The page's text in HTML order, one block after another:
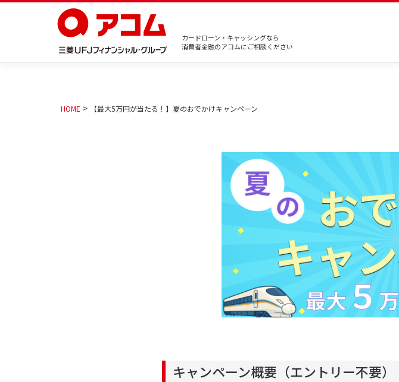
カードローン・キャッシングなら
消費者金融のアコムにご相談ください
HOME 【最大5万円が当たる！】夏のおでかけキャンペーン
キャンペーン概要（エントリー不要）